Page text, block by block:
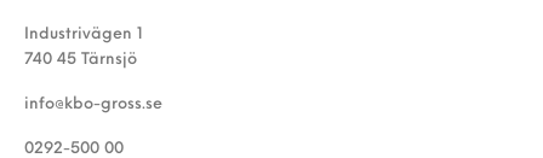
Industrivägen 1
740 45 Tärnsjö
info@kbo-gross.se
0292-500 00